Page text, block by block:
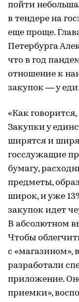
пойти
в тендере на
еще проще.
Петербурга
что в год
отношение к
закупок — у
«Как
Закупки у
ширятся и
госслужащие
бумагу,
предметы,
широк, и уже
закупок идет
В абсолютном
Чтобы
с «магазином»,
разработали
приложение.
приемки»,